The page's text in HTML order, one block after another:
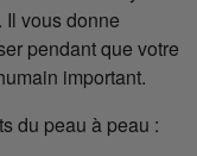
Il vous donne
pendant que votre
important.
du peau à peau :